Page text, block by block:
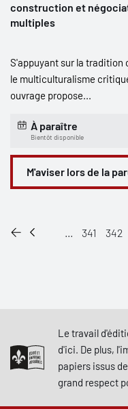
construction et
multiples
S'appuyant sur la
le multiculturalisme
ouvrage propose...
À paraître
Bientôt disponible
M'aviser lors de la
... 341 342
Le travail
d'ici. De plus,
papiers issus
grand respect